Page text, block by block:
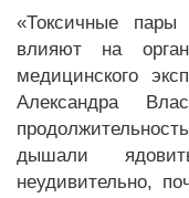
«Токсичные пары
влияют на
медицинского
Александра
дышали
неудивительно,